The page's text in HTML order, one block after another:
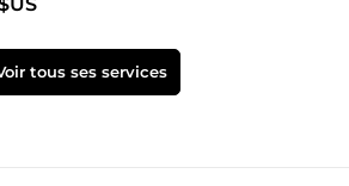
tous ses services